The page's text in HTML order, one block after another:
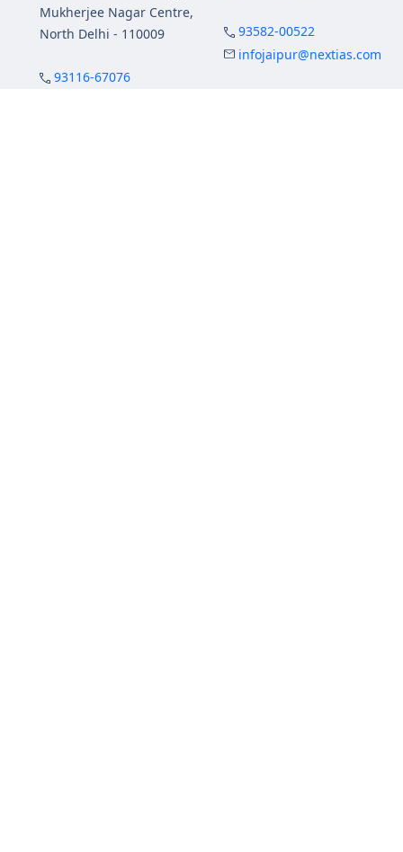
Mukherjee Nagar Centre,
North Delhi - 110009
93116-67076
93582-00522
infojaipur@nextias.com